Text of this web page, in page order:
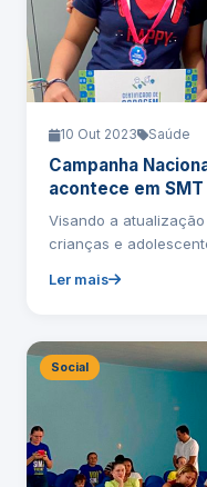
10 Out 2023 Saúde
Campanha
acontece em SMT
Visando a
crianças e
Ler mais
Social